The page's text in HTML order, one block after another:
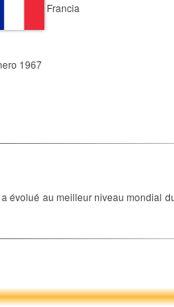
Francia
1967
évolué au meilleur niveau mondial